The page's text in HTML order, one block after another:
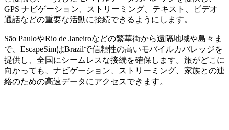
GPS ナビゲーション、ストリーミング、テキスト、ビデオ
通話などの重要な活動に接続できるようにします。
São PauloやRio de Janeiroなどの繁華街から遠隔地域や島々ま
で、EscapeSimはBrazilで信頼性の高いモバイルカバレッジを
提供し、全国にシームレスな接続を確保します。旅がどこに
向かっても、ナビゲーション、ストリーミング、家族との連
絡のための高速データにアクセスできます。